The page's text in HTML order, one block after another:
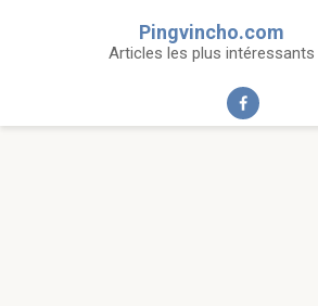
Pingvincho.com
Articles les plus intéressants